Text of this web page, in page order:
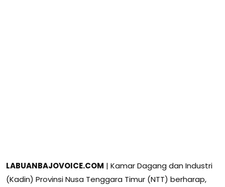
LABUANBAJOVOICE.COM | Kamar Dagang dan Industri
(Kadin) Provinsi Nusa Tenggara Timur (NTT) berharap,